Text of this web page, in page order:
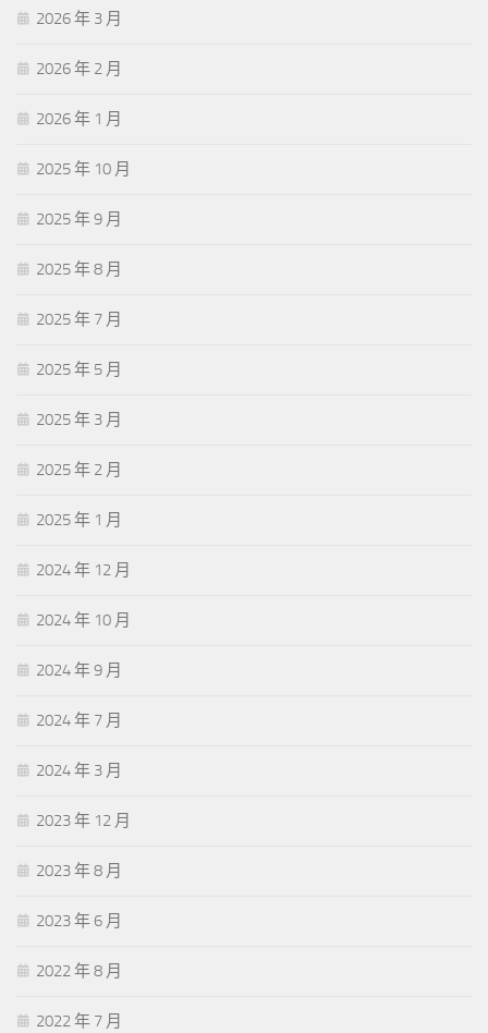
2026 年 3 月
2026 年 2 月
2026 年 1 月
2025 年 10 月
2025 年 9 月
2025 年 8 月
2025 年 7 月
2025 年 5 月
2025 年 3 月
2025 年 2 月
2025 年 1 月
2024 年 12 月
2024 年 10 月
2024 年 9 月
2024 年 7 月
2024 年 3 月
2023 年 12 月
2023 年 8 月
2023 年 6 月
2022 年 8 月
2022 年 7 月